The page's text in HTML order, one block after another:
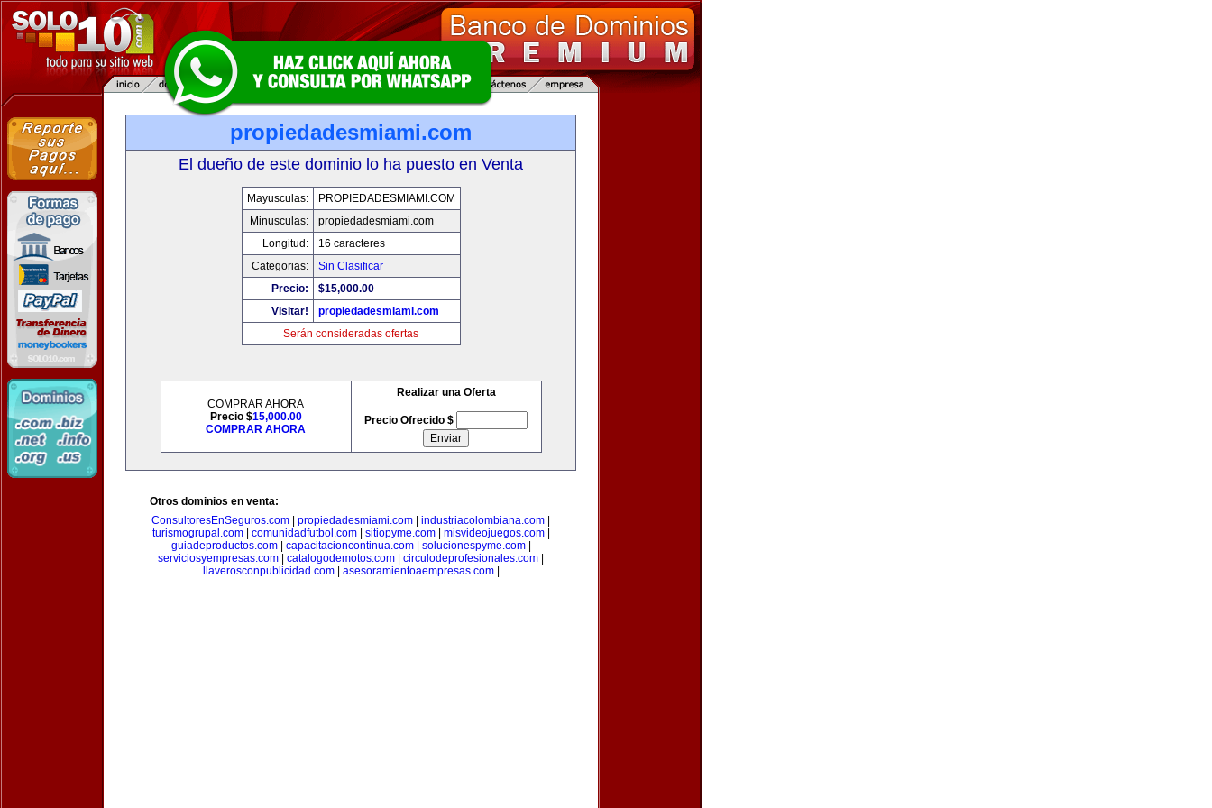
propiedadesmiami.com
El dueño de este dominio lo ha puesto en Venta
Mayusculas:
PROPIEDADESMIAMI.COM
Minusculas:
propiedadesmiami.com
Longitud:
16 caracteres
Categorias:
Sin Clasificar
Precio:
$15,000.00
Visitar!
propiedadesmiami.com
Serán consideradas ofertas
COMPRAR AHORA
Precio $15,000.00
COMPRAR AHORA
Realizar una Oferta
Precio Ofrecido $
Otros dominios en venta:
ConsultoresEnSeguros.com
propiedadesmiami.com industriacolombiana.com
turismogrupal.com| comunidadfutbol.com| sitiopyme.com| misvideojuegos.com|
guiadeproductos.com| capacitacioncontinua.com| solucionespyme.com|
serviciosyempresas.com
catalogodemotos.com circulodeprofesionales.com
llaverosconpublicidad.com| asesoramientoaempresas.com|